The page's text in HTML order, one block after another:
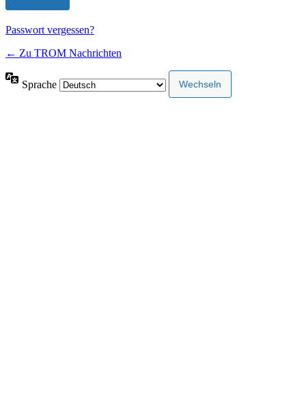
Passwort vergessen?
← Zu TROM Nachrichten
Sprache